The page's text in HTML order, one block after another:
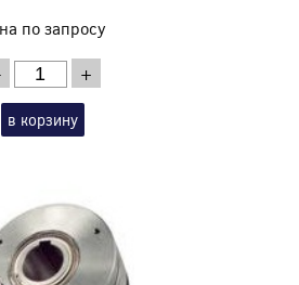
по запросу
+
в корзину